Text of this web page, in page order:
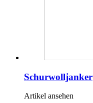
Schurwolljanker
Artikel ansehen